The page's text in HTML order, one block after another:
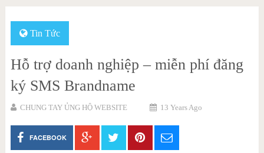
Tin Tức
Hỗ trợ doanh nghiệp – miễn phí đăng
ký SMS Brandname
CHUNG TAY ỦNG HỘ WEBSITE 13 Years Ago
FACEBOOK